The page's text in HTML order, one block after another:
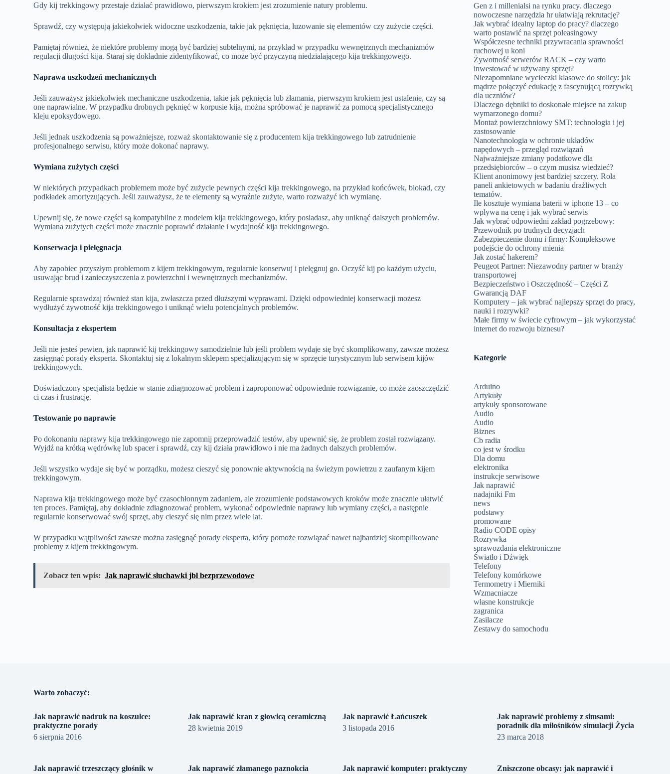
Gdy kij trekkingowy przestaje działać prawidłowo, pierwszym krokiem jest zrozumienie natury problemu.
Sprawdź, czy występują jakiekolwiek widoczne uszkodzenia, takie jak pęknięcia, luzowanie się elementów czy zużycie części.
Pamiętaj również, że niektóre problemy mogą być bardziej subtelnymi, na przykład w przypadku wewnętrznych mechanizmów
regulacji długości kija. Staraj się dokładnie zidentyfikować, co może być przyczyną niedziałającego kija trekkingowego.
Naprawa uszkodzeń mechanicznych
Jeśli zauważysz jakiekolwiek mechaniczne uszkodzenia, takie jak pęknięcia lub złamania, pierwszym krokiem jest ustalenie, czy są
one naprawialne. W przypadku drobnych pęknięć w korpusie kija, można spróbować je naprawić za pomocą specjalistycznego
kleju epoksydowego.
Jeśli jednak uszkodzenia są poważniejsze, rozważ skontaktowanie się z producentem kija trekkingowego lub zatrudnienie
profesjonalnego serwisu, który może dokonać naprawy.
Wymiana zużytych części
W niektórych przypadkach problemem może być zużycie pewnych części kija trekkingowego, na przykład końcówek, blokad, czy
podkładek amortyzujących. Jeśli zauważysz, że te elementy są wyraźnie zużyte, warto rozważyć ich wymianę.
Upewnij się, że nowe części są kompatybilne z modelem kija trekkingowego, który posiadasz, aby uniknąć dalszych problemów.
Wymiana zużytych części może znacznie poprawić działanie i wydajność kija trekkingowego.
Konserwacja i pielęgnacja
Aby zapobiec przyszłym problemom z kijem trekkingowym, regularnie konserwuj i pielęgnuj go. Oczyść kij po każdym użyciu,
usuwając brud i zanieczyszczenia z powierzchni i wewnętrznych mechanizmów.
Regularnie sprawdzaj również stan kija, zwłaszcza przed dłuższymi wyprawami. Dzięki odpowiedniej konserwacji możesz
wydłużyć żywotność kija trekkingowego i uniknąć wielu potencjalnych problemów.
Konsultacja z ekspertem
Jeśli nie jesteś pewien, jak naprawić kij trekkingowy samodzielnie lub jeśli problem wydaje się być skomplikowany, zawsze możesz
zasięgnąć porady eksperta. Skontaktuj się z lokalnym sklepem specjalizującym się w sprzęcie turystycznym lub serwisem kijów
trekkingowych.
Doświadczony specjalista będzie w stanie zdiagnozować problem i zaproponować odpowiednie rozwiązanie, co może zaoszczędzić
ci czas i frustrację.
Testowanie po naprawie
Po dokonaniu naprawy kija trekkingowego nie zapomnij przeprowadzić testów, aby upewnić się, że problem został rozwiązany.
Wyjdź na krótką wędrówkę lub spacer i sprawdź, czy kij działa prawidłowo i nie ma żadnych dalszych problemów.
Jeśli wszystko wydaje się być w porządku, możesz cieszyć się ponownie aktywnością na świeżym powietrzu z zaufanym kijem
trekkingowym.
Naprawa kija trekkingowego może być czasochłonnym zadaniem, ale zrozumienie podstawowych kroków może znacznie ułatwić
ten proces. Pamiętaj, aby dokładnie zdiagnozować problem, wykonać odpowiednie naprawy lub wymiany części, a następnie
regularnie konserwować swój sprzęt, aby cieszyć się nim przez wiele lat.
W przypadku wątpliwości zawsze można zasięgnąć porady eksperta, który pomoże rozwiązać nawet najbardziej skomplikowane
problemy z kijem trekkingowym.
Zobacz ten wpis: Jak naprawić słuchawki jbl bezprzewodowe
Gen z i millenialsi na rynku pracy. dlaczego
nowoczesne narzędzia hr ułatwiają rekrutację?
Jak wybrać idealny laptop do pracy? dlaczego
warto postawić na sprzęt poleasingowy
Współczesne techniki przywracania sprawności
ruchowej u koni
Żywotność serwerów RACK – czy warto
inwestować w używany sprzęt?
Niezapomniane wycieczki klasowe do stolicy: jak
mądrze połączyć edukację z fascynującą rozrywką
dla uczniów?
Dlaczego dębniki to doskonałe miejsce na zakup
wymarzonego domu?
Montaż powierzchniowy SMT: technologia i jej
zastosowanie
Nanotechnologia w ochronie układów
napędowych – przegląd rozwiązań
Najważniejsze zmiany podatkowe dla
przedsiębiorców – o czym musisz wiedzieć?
Klient anonimowy jest bardziej szczery. Rola
paneli ankietowych w badaniu drażliwych
tematów.
Ile kosztuje wymiana baterii w iphone 13 – co
wpływa na cenę i jak wybrać serwis
Jak wybrać odpowiedni zakład pogrzebowy:
Przewodnik po trudnych decyzjach
Zabezpieczenie domu i firmy: Kompleksowe
podejście do ochrony mienia
Jak zostać hakerem?
Peugeot Partner: Niezawodny partner w branży
transportowej
Bezpieczeństwo i Oszczędność – Części Z
Gwarancją DAF
Komputery – jak wybrać najlepszy sprzęt do pracy,
nauki i rozrywki?
Małe firmy w świecie cyfrowym – jak wykorzystać
internet do rozwoju biznesu?
Kategorie
Arduino
Artykuły
artykuły sponsorowane
Audio
Audio
Biznes
Cb radia
co jest w środku
Dla domu
elektronika
instrukcje serwisowe
Jak naprawić
nadajniki Fm
news
podstawy
promowane
Radio CODE opisy
Rozrywka
sprawozdania elektroniczne
Światło i Dźwięk
Telefony
Telefony komórkowe
Termometry i Mierniki
Wzmacniacze
własne konstrukcje
zagranica
Zasilacze
Zestawy do samochodu
Warto zobaczyć:
Jak naprawić nadruk na koszulce:
praktyczne porady
6 sierpnia 2016
Jak naprawić kran z głowicą ceramiczną
28 kwietnia 2019
Jak naprawić Łańcuszek
3 listopada 2016
Jak naprawić problemy z simsami:
poradnik dla miłośników simulacji Życia
23 marca 2018
Jak naprawić trzeszczący głośnik w
Jak naprawić złamanego paznokcia
Jak naprawić komputer: praktyczny
Zniszczone obcasy: jak naprawić i